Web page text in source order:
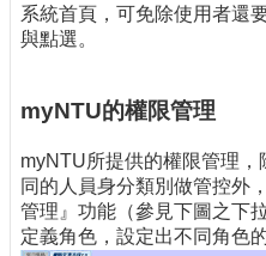
系統首頁，可免除使用者還
與點選。
myNTU的權限管理
myNTU所提供的權限管理
同的人員身分類別做管控外
管理』功能（參見下圖之下
定義角色，設定出不同角色